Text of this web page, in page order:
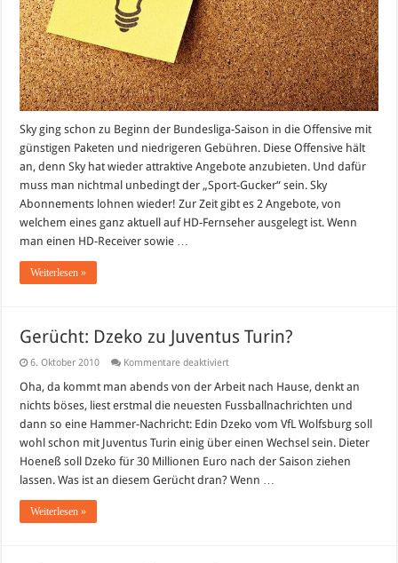
Sky ging schon zu Beginn der Bundesliga-Saison in die Offensive mit
günstigen Paketen und niedrigeren Gebühren. Diese Offensive hält
an, denn Sky hat wieder attraktive Angebote anzubieten. Und dafür
muss man nichtmal unbedingt der „Sport-Gucker“ sein. Sky
Abonnements lohnen wieder! Zur Zeit gibt es 2 Angebote, von
welchem eines ganz aktuell auf HD-Fernseher ausgelegt ist. Wenn
man einen HD-Receiver sowie …
Weiterlesen »
Gerücht: Dzeko zu Juventus Turin?
6. Oktober 2010 Kommentare deaktiviertfür
Dzeko
Juventus
Turin?
Oha, da kommt man abends von der Arbeit nach Hause, denkt an
nichts böses, liest erstmal die neuesten Fussballnachrichten und
dann so eine Hammer-Nachricht: Edin Dzeko vom VfL Wolfsburg soll
wohl schon mit Juventus Turin einig über einen Wechsel sein. Dieter
Hoeneß soll Dzeko für 30 Millionen Euro nach der Saison ziehen
lassen. Was ist an diesem Gerücht dran? Wenn …
Weiterlesen »